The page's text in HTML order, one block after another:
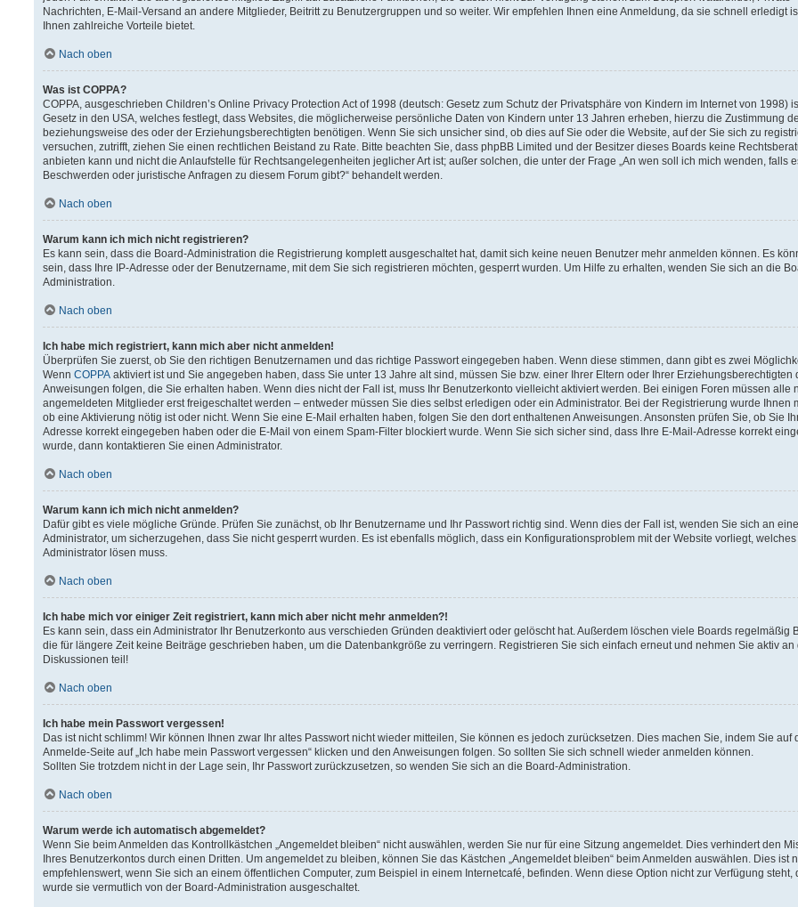
Nachrichten, E-Mail-Versand an andere Mitglieder, Beitritt zu Benutzergruppen und so weiter. Wir empfehlen Ihnen eine Anmeldung, da sie schnell erledigt
Ihnen zahlreiche Vorteile bietet.
Nach oben
Was ist COPPA?
COPPA, ausgeschrieben Children’s Online Privacy Protection Act of 1998 (deutsch: Gesetz zum Schutz der Privatsphäre von Kindern im Internet von 1998)
Gesetz in den USA, welches festlegt, dass Websites, die möglicherweise persönliche Daten von Kindern unter 13 Jahren erheben, hierzu die Zustimmung
beziehungsweise des oder der Erziehungsberechtigten benötigen. Wenn Sie sich unsicher sind, ob dies auf Sie oder die Website, auf der Sie sich zu
versuchen, zutrifft, ziehen Sie einen rechtlichen Beistand zu Rate. Bitte beachten Sie, dass phpBB Limited und der Besitzer dieses Boards keine
anbieten kann und nicht die Anlaufstelle für Rechtsangelegenheiten jeglicher Art ist; außer solchen, die unter der Frage „An wen soll ich mich wenden, falls
Beschwerden oder juristische Anfragen zu diesem Forum gibt?“ behandelt werden.
Nach oben
Warum kann ich mich nicht registrieren?
Es kann sein, dass die Board-Administration die Registrierung komplett ausgeschaltet hat, damit sich keine neuen Benutzer mehr anmelden können. Es
sein, dass Ihre IP-Adresse oder der Benutzername, mit dem Sie sich registrieren möchten, gesperrt wurden. Um Hilfe zu erhalten, wenden Sie sich an die
Administration.
Nach oben
Ich habe mich registriert, kann mich aber nicht anmelden!
Überprüfen Sie zuerst, ob Sie den richtigen Benutzernamen und das richtige Passwort eingegeben haben. Wenn diese stimmen, dann gibt es zwei
Wenn COPPA aktiviert ist und Sie angegeben haben, dass Sie unter 13 Jahre alt sind, müssen Sie bzw. einer Ihrer Eltern oder Ihrer Erziehungsberechtigten
Anweisungen folgen, die Sie erhalten haben. Wenn dies nicht der Fall ist, muss Ihr Benutzerkonto vielleicht aktiviert werden. Bei einigen Foren müssen alle
angemeldeten Mitglieder erst freigeschaltet werden – entweder müssen Sie dies selbst erledigen oder ein Administrator. Bei der Registrierung wurde Ihnen
ob eine Aktivierung nötig ist oder nicht. Wenn Sie eine E-Mail erhalten haben, folgen Sie den dort enthaltenen Anweisungen. Ansonsten prüfen Sie, ob Sie
Adresse korrekt eingegeben haben oder die E-Mail von einem Spam-Filter blockiert wurde. Wenn Sie sich sicher sind, dass Ihre E-Mail-Adresse korrekt
wurde, dann kontaktieren Sie einen Administrator.
Nach oben
Warum kann ich mich nicht anmelden?
Dafür gibt es viele mögliche Gründe. Prüfen Sie zunächst, ob Ihr Benutzername und Ihr Passwort richtig sind. Wenn dies der Fall ist, wenden Sie sich an
Administrator, um sicherzugehen, dass Sie nicht gesperrt wurden. Es ist ebenfalls möglich, dass ein Konfigurationsproblem mit der Website vorliegt, welches
Administrator lösen muss.
Nach oben
Ich habe mich vor einiger Zeit registriert, kann mich aber nicht mehr anmelden?!
Es kann sein, dass ein Administrator Ihr Benutzerkonto aus verschieden Gründen deaktiviert oder gelöscht hat. Außerdem löschen viele Boards regelmäßig
die für längere Zeit keine Beiträge geschrieben haben, um die Datenbankgröße zu verringern. Registrieren Sie sich einfach erneut und nehmen Sie aktiv an
Diskussionen teil!
Nach oben
Ich habe mein Passwort vergessen!
Das ist nicht schlimm! Wir können Ihnen zwar Ihr altes Passwort nicht wieder mitteilen, Sie können es jedoch zurücksetzen. Dies machen Sie, indem Sie auf
Anmelde-Seite auf „Ich habe mein Passwort vergessen“ klicken und den Anweisungen folgen. So sollten Sie sich schnell wieder anmelden können.
Sollten Sie trotzdem nicht in der Lage sein, Ihr Passwort zurückzusetzen, so wenden Sie sich an die Board-Administration.
Nach oben
Warum werde ich automatisch abgemeldet?
Wenn Sie beim Anmelden das Kontrollkästchen „Angemeldet bleiben“ nicht auswählen, werden Sie nur für eine Sitzung angemeldet. Dies verhindert den
Ihres Benutzerkontos durch einen Dritten. Um angemeldet zu bleiben, können Sie das Kästchen „Angemeldet bleiben“ beim Anmelden auswählen. Dies ist
empfehlenswert, wenn Sie sich an einem öffentlichen Computer, zum Beispiel in einem Internetcafé, befinden. Wenn diese Option nicht zur Verfügung steht,
wurde sie vermutlich von der Board-Administration ausgeschaltet.